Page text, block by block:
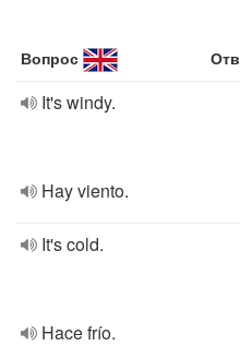
Вопрос
It's windy.
Hay viento.
It's cold.
Hace frío.